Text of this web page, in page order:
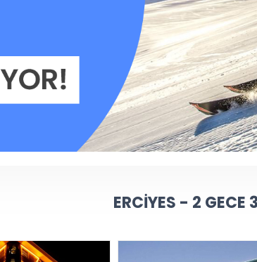
ERCIYES - 2 GECE